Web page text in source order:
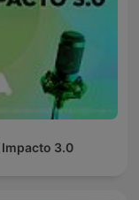
Impacto 3.0